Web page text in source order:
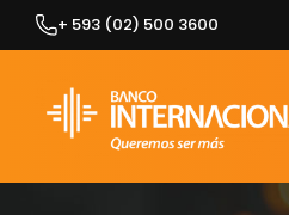
Skip
+ 593 (02) 500 3600